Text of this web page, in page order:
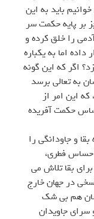
باید به این
بر پایه حکمت سر
را خلق کرده و
اما به یکباره
اگر که این گونه
به تعالی برسد
این امر از
حکمت آفریده
و جاودانگی را
فطری،
بقا تلاش می
در جهان خارج
هم بی شک
جاویدان